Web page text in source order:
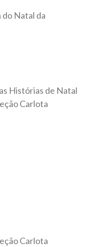
Natal da
Histórias de Natal
Carlota
Carlota